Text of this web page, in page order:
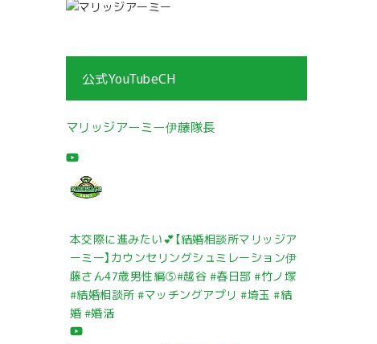
公式YouTubeCH
マリッジアーミー伊藤隊長
本交際に進みたい💕【結婚相談所マリッジア
ーミー】カウンセリングシュミレーション伊
藤さん47歳男性編⑤#越谷 #春日部 #竹ノ塚
#結婚相談所 #マッチングアプリ #埼玉 #結
婚 #婚活